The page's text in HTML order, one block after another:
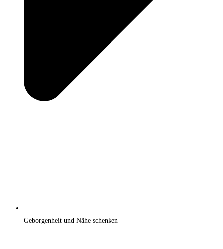
Geborgenheit und Nähe schenken